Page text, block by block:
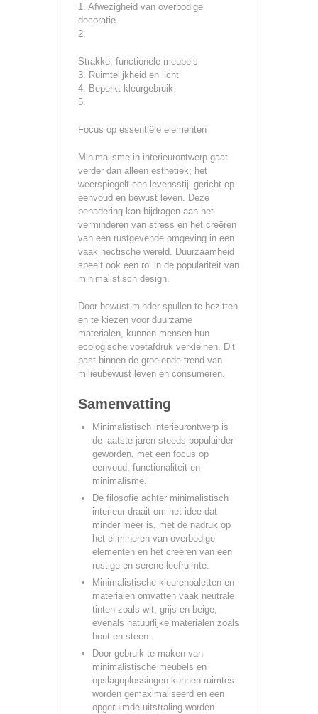
1. Afwezigheid van overbodige
decoratie
2.
Strakke, functionele meubels
3. Ruimtelijkheid en licht
4. Beperkt kleurgebruik
5.
Focus op essentiële elementen
Minimalisme in interieurontwerp gaat
verder dan alleen esthetiek; het
weerspiegelt een levensstijl gericht op
eenvoud en bewust leven. Deze
benadering kan bijdragen aan het
verminderen van stress en het creëren
van een rustgevende omgeving in een
vaak hectische wereld. Duurzaamheid
speelt ook een rol in de populariteit van
minimalistisch design.
Door bewust minder spullen te bezitten
en te kiezen voor duurzame
materialen, kunnen mensen hun
ecologische voetafdruk verkleinen. Dit
past binnen de groeiende trend van
milieubewust leven en consumeren.
Samenvatting
Minimalistisch interieurontwerp is
de laatste jaren steeds populairder
geworden, met een focus op
eenvoud, functionaliteit en
minimalisme.
De filosofie achter minimalistisch
interieur draait om het idee dat
minder meer is, met de nadruk op
het elimineren van overbodige
elementen en het creëren van een
rustige en serene leefruimte.
Minimalistische kleurenpaletten en
materialen omvatten vaak neutrale
tinten zoals wit, grijs en beige,
evenals natuurlijke materialen zoals
hout en steen.
Door gebruik te maken van
minimalistische meubels en
opslagoplossingen kunnen ruimtes
worden gemaximaliseerd en een
opgeruimde uitstraling worden